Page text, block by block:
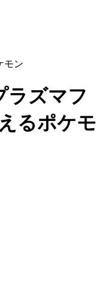
モン
ラズマフ
るポケモ